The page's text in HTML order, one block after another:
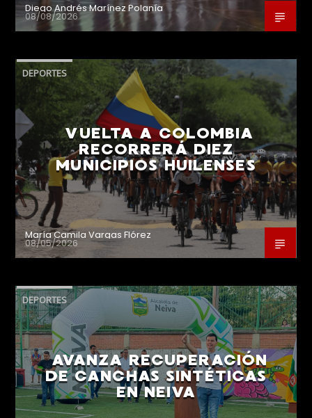
Diego Andrés Marínez Polanía
08/08/2026
DEPORTES
VUELTA A COLOMBIA
RECORRERÁ DIEZ
MUNICIPIOS HUILENSES
María Camila Vargas Flórez
08/05/2026
DEPORTES
AVANZA RECUPERACIÓN
DE CANCHAS SINTÉTICAS
EN NEIVA